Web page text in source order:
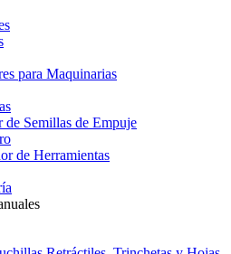
para Maquinarias
de Semillas de Empuje
de Herramientas